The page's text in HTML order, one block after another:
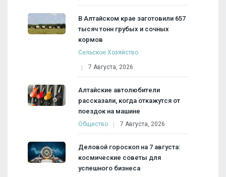
В Алтайском крае заготовили 657
тысяч тонн грубых и сочных
кормов
Сельское Хозяйство
7 Августа, 2026
Алтайские автолюбители
рассказали, когда откажутся от
поездок на машине
Общество 7 Августа, 2026
Деловой гороскоп на 7 августа:
космические советы для
успешного бизнеса